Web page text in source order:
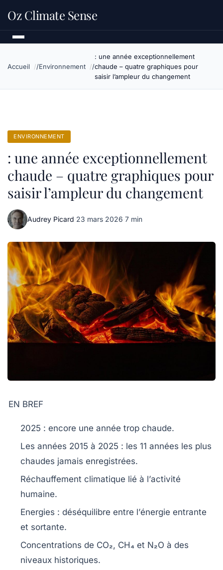
Oz Climate Sense
Accueil Environnement
: une année exceptionnellement
chaude – quatre graphiques pour
saisir l’ampleur du changement
ENVIRONNEMENT
: une année exceptionnellement
chaude – quatre graphiques pour
saisir l’ampleur du changement
Audrey Picard·23 mars 2026·7 min
EN BREF
2025 : encore une année trop chaude.
Les années 2015 à 2025 : les 11 années les plus
chaudes jamais enregistrées.
Réchauffement climatique lié à l’activité
humaine.
Energies : déséquilibre entre l’énergie entrante
et sortante.
Concentrations de CO₂, CH₄ et N₂O à des
niveaux historiques.